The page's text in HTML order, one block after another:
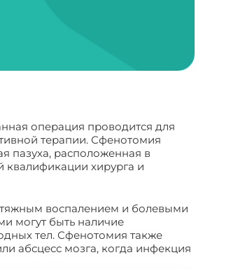
операция проводится для
терапии. Сфенотомия
пазуха, расположенная в
квалификации хирурга и
воспалением и болевыми
могут быть наличие
тел. Сфенотомия также
абсцесс мозга, когда инфекция